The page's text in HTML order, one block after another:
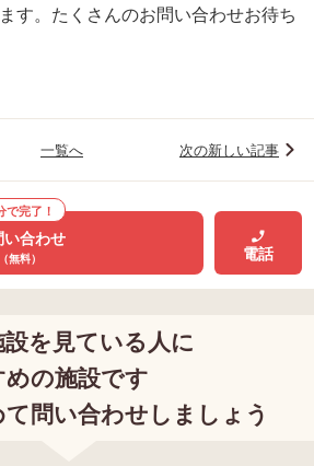
す。たくさんのお問い合わせお待ち
一覧へ 次の新しい記事
で完了！
い合わせ
（無料） 電話
を見ている人に
の施設です
て問い合わせしましょう